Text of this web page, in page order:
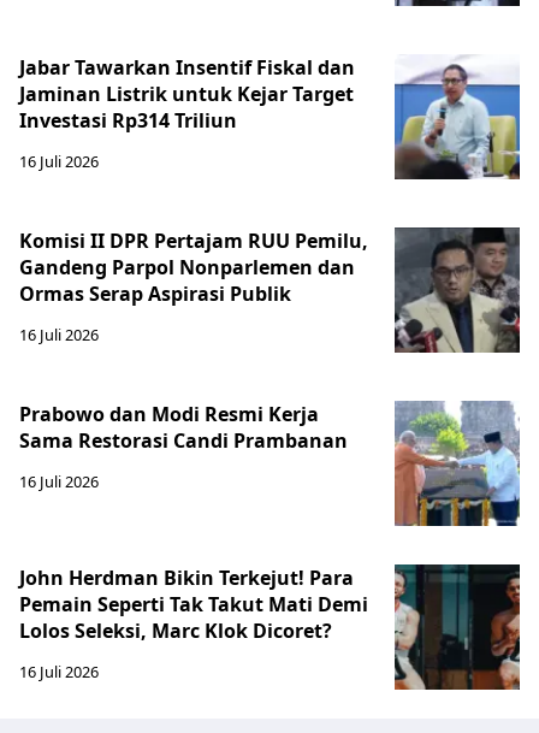
Jabar Tawarkan Insentif Fiskal dan
Jaminan Listrik untuk Kejar Target
Investasi Rp314 Triliun
16 Juli 2026
Komisi II DPR Pertajam RUU Pemilu,
Gandeng Parpol Nonparlemen dan
Ormas Serap Aspirasi Publik
16 Juli 2026
Prabowo dan Modi Resmi Kerja
Sama Restorasi Candi Prambanan
16 Juli 2026
John Herdman Bikin Terkejut! Para
Pemain Seperti Tak Takut Mati Demi
Lolos Seleksi, Marc Klok Dicoret?
16 Juli 2026